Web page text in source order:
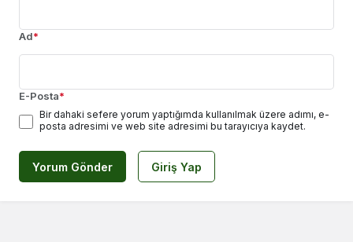
Ad*
E-Posta*
Bir dahaki sefere yorum yaptığımda kullanılmak üzere adımı, e-
posta adresimi ve web site adresimi bu tarayıcıya kaydet.
Yorum Gönder Giriş Yap